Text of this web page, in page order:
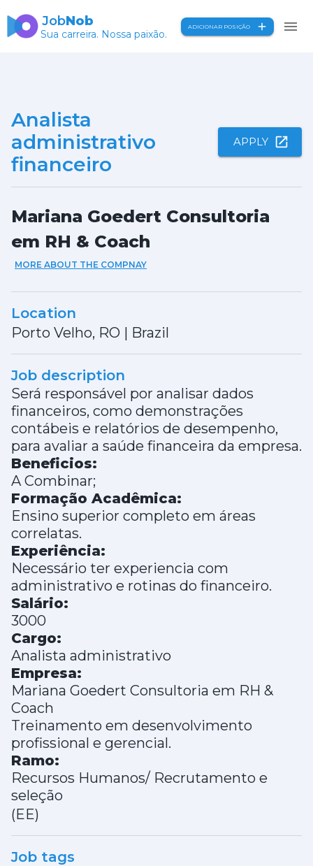
JobNob
Sua carreira. Nossa paixão.
ADICIONAR POSIÇÃO
Analista
administrativo
financeiro
APPLY
Mariana Goedert Consultoria
em RH & Coach
MORE ABOUT THE COMPNAY
Location
Porto Velho, RO | Brazil
Job description
Será responsável por analisar dados
financeiros, como demonstrações
contábeis e relatórios de desempenho,
para avaliar a saúde financeira da empresa.
Beneficios:
A Combinar;
Formação Acadêmica:
Ensino superior completo em áreas
correlatas.
Experiência:
Necessário ter experiencia com
administrativo e rotinas do financeiro.
Salário:
3000
Cargo:
Analista administrativo
Empresa:
Mariana Goedert Consultoria em RH &
Coach
Treinamento em desenvolvimento
profissional e gerencial.
Ramo:
Recursos Humanos/ Recrutamento e
seleção
(EE)
Job tags